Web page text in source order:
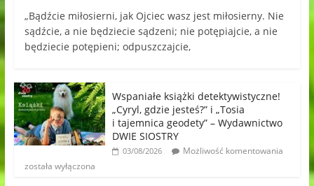
„Bądźcie miłosierni, jak Ojciec wasz jest miłosierny. Nie
sądźcie, a nie będziecie sądzeni; nie potępiajcie, a nie
będziecie potępieni; odpuszczajcie,
Wspaniałe książki detektywistyczne!
„Cyryl, gdzie jesteś?” i „Tosia
i tajemnica geodety” – Wydawnictwo
DWIE SIOSTRY
03/08/2026
Możliwość komentowania
została wyłączona